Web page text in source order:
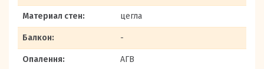
Материал стен: цегла
Балкон: -
Опалення: АГВ